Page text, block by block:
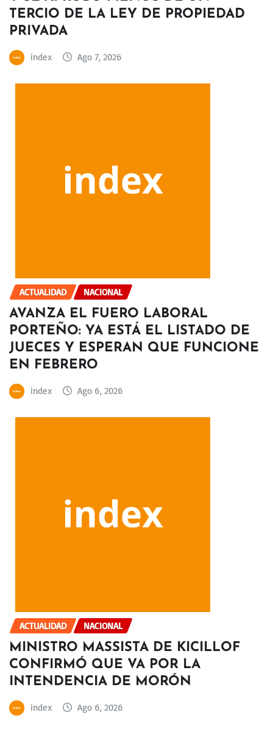
TERCIO DE LA LEY DE PROPIEDAD
PRIVADA
index Ago 7, 2026
ACTUALIDAD NACIONAL
AVANZA EL FUERO LABORAL
PORTEÑO: YA ESTÁ EL LISTADO DE
JUECES Y ESPERAN QUE FUNCIONE
EN FEBRERO
index Ago 6, 2026
ACTUALIDAD NACIONAL
MINISTRO MASSISTA DE KICILLOF
CONFIRMÓ QUE VA POR LA
INTENDENCIA DE MORÓN
index Ago 6, 2026